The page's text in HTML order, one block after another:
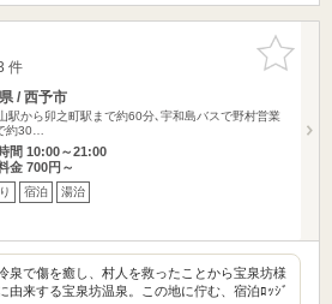
お気に入
りに追加
件
/ 西予市
駅から卯之町駅まで約60分､宇和島バスで野村営業
約30…
間 10:00～21:00
金 700円～
宿泊 湯治
泉で傷を癒し、村人を救ったことから宝泉坊様
由来する宝泉坊温泉。この地に佇む、宿泊ﾛｯｼﾞ